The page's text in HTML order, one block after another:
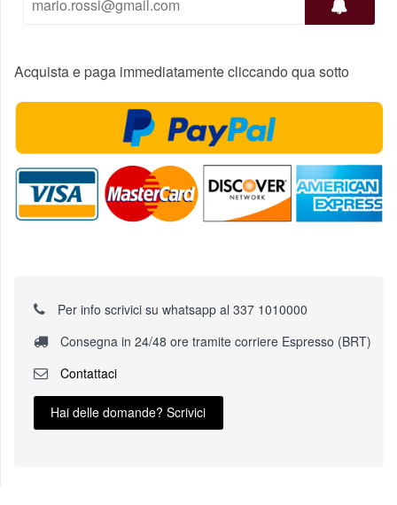
Acquista e paga immediatamente cliccando qua sotto
Per info scrivici su whatsapp al 337 1010000
Consegna in 24/48 ore tramite corriere Espresso (BRT)
Contattaci
Hai delle domande? Scrivici